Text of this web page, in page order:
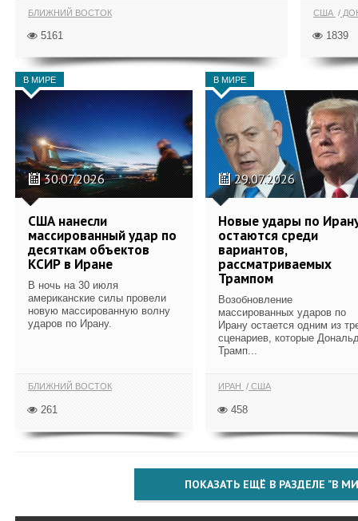
БЛИЖНИЙ ВОСТОК
5161
США
1839
В МИРЕ
30.07.2026
США нанесли
массированный удар по
десяткам объектов
КСИР в Иране
В ночь на 30 июля
американские силы провели
новую массированную волну
ударов по Ирану.
БЛИЖНИЙ ВОСТОК
261
В МИРЕ
29.07.2026
Новые удары по
остаются среди
вариантов,
рассматриваемых
Трампом
Возобновление
массированных ударов по
Ирану остается одним из
сценариев, которые
Трамп...
ИРАН США
458
ПОКАЗАТЬ ЕЩЁ В РАЗДЕЛЕ "В